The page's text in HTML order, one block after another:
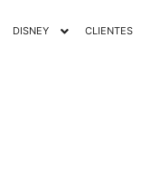
DISNEY CLIENTES